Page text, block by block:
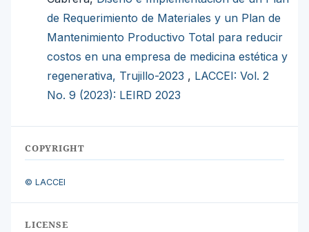
de Requerimiento de Materiales y un Plan de
Mantenimiento Productivo Total para reducir
costos en una empresa de medicina estética y
regenerativa, Trujillo-2023 , LACCEI: Vol. 2
No. 9 (2023): LEIRD 2023
COPYRIGHT
© LACCEI
LICENSE